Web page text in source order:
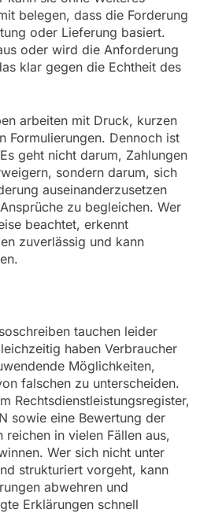
belegen, dass die Forderung
oder Lieferung basiert.
oder wird die Anforderung
klar gegen die Echtheit des
arbeiten mit Druck, kurzen
Formulierungen. Dennoch ist
geht nicht darum, Zahlungen
sondern darum, sich
auseinanderzusetzen
zu begleichen. Wer
beachtet, erkennt
zuverlässig und kann
tauchen leider
haben Verbraucher
Möglichkeiten,
falschen zu unterscheiden.
Rechtsdienstleistungsregister,
sowie eine Bewertung der
reichen in vielen Fällen aus,
Wer sich nicht unter
strukturiert vorgeht, kann
abwehren und
Erklärungen schnell